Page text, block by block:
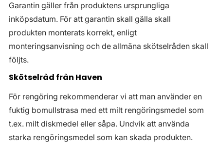
Garantin gäller från produktens ursprungliga
inköpsdatum. För att garantin skall gälla skall
produkten monterats korrekt, enligt
monteringsanvisning och de allmäna skötselråden skall
följts.
Skötselråd från Haven
För rengöring rekommenderar vi att man använder en
fuktig bomullstrasa med ett milt rengöringsmedel som
t.ex. milt diskmedel eller såpa. Undvik att använda
starka rengöringsmedel som kan skada produkten.